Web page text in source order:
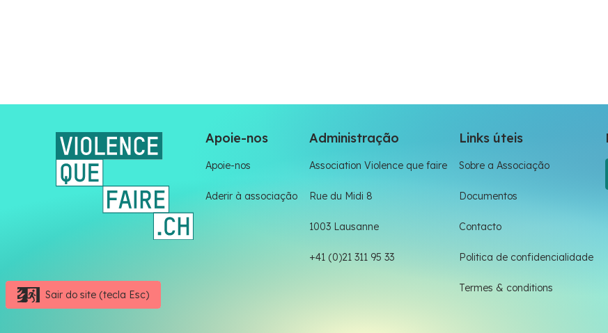
Sair do site (tecla Esc)
Apoie-nos
Apoie-nos
Aderir à associação
Administração
Association Violence que faire
Rue du Midi 8
1003 Lausanne
+41 (0)21 311 95 33
Links úteis
Sobre a Associação
Documentos
Contacto
Politica de confidencialidade
Termes & conditions